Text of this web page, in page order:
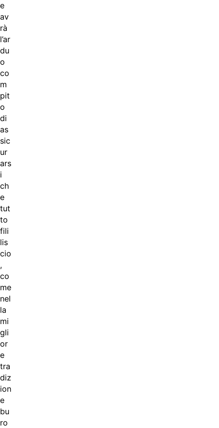
e
av
rà
l’ar
du
o
co
m
pit
o
di
as
sic
ur
ars
i
ch
e
tut
to
fili
lis
cio
,
co
me
nel
la
mi
gli
or
e
tra
diz
ion
e
bu
ro